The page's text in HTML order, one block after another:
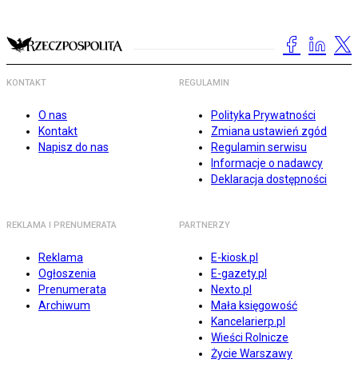
KONTAKT
O nas
Kontakt
Napisz do nas
REGULAMIN
Polityka Prywatności
Zmiana ustawień zgód
Regulamin serwisu
Informacje o nadawcy
Deklaracja dostępności
REKLAMA I PRENUMERATA
Reklama
Ogłoszenia
Prenumerata
Archiwum
PARTNERZY
E-kiosk.pl
E-gazety.pl
Nexto.pl
Mała księgowość
Kancelarierp.pl
Wieści Rolnicze
Życie Warszawy